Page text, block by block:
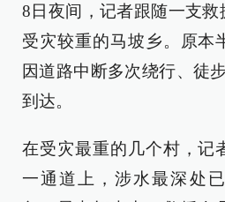
8日夜间，记者跟随一支救
受灾较重的马坡乡。原本
因道路中断多次绕行、徒
到达。
在受灾最重的几个村，记
一通道上，涉水最深处